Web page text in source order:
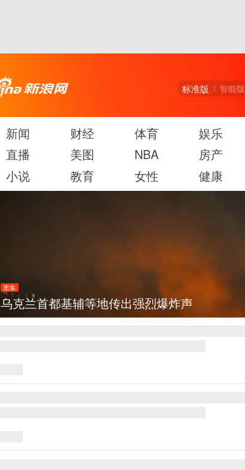
标准版 智能版
新闻 财经 体育 娱乐
直播
美图 NBA 房产
小说
教育 女性 健康
图集
乌克兰首都基辅等地传出强烈爆炸声